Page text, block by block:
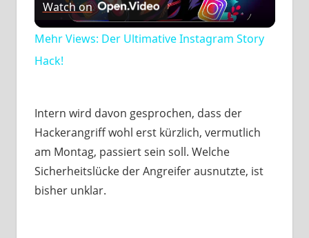
Video
Watch on
Mehr Views: Der Ultimative Instagram Story
Hack!
Intern wird davon gesprochen, dass der
Hackerangriff wohl erst kürzlich, vermutlich
am Montag, passiert sein soll. Welche
Sicherheitslücke der Angreifer ausnutzte, ist
bisher unklar.